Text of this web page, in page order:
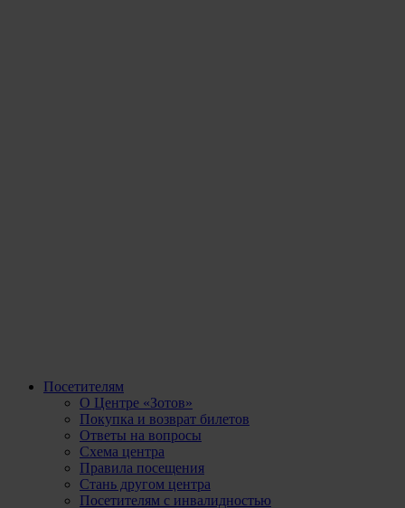
Посетителям
О Центре «Зотов»
Покупка и возврат билетов
Ответы на вопросы
Схема центра
Правила посещения
Стань другом центра
Посетителям с инвалидностью